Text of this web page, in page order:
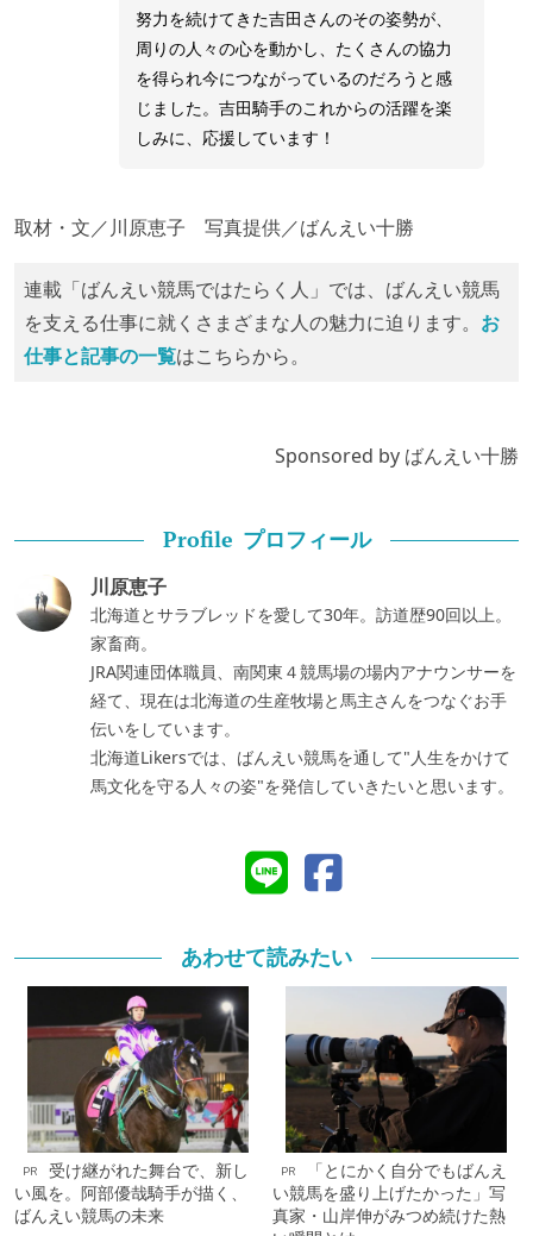
努力を続けてきた吉田さんのその姿勢が、
周りの人々の心を動かし、たくさんの協力
を得られ今につながっているのだろうと感
じました。吉田騎手のこれからの活躍を楽
しみに、応援しています！
取材・文／川原恵子 写真提供／ばんえい十勝
連載「ばんえい競馬ではたらく人」では、ばんえい競馬
を支える仕事に就くさまざまな人の魅力に迫ります。 お
仕事と記事の一覧はこちらから。
Sponsored by ばんえい十勝
Profile プロフィール
川原恵子
北海道とサラブレッドを愛して30年。訪道歴90回以上。
家畜商。
JRA関連団体職員、南関東４競馬場の場内アナウンサーを
経て、現在は北海道の生産牧場と馬主さんをつなぐお手
伝いをしています。
北海道Likersでは、ばんえい競馬を通して"人生をかけて
馬文化を守る人々の姿"を発信していきたいと思います。
あわせて読みたい
PR
受け継がれた舞台で、新し
い風を。阿部優哉騎手が描く、
ばんえい競馬の未来
PR
「とにかく自分でもばんえ
い競馬を盛り上げたかった」写
真家・山岸伸がみつめ続けた熱